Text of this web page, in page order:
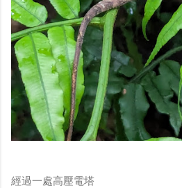
經過一處高壓電塔